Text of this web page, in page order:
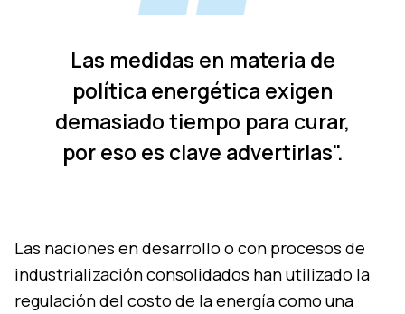
Las medidas en materia de
política energética exigen
demasiado tiempo para curar,
por eso es clave advertirlas".
Las naciones en desarrollo o con procesos de
industrialización consolidados han utilizado la
regulación del costo de la energía como una